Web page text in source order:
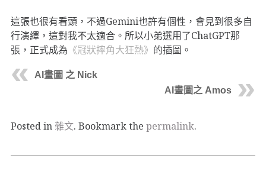
這張也很有看頭，不過Gemini也許有個性，會見到很多自
行演繹，這對我不太適合。所以小弟選用了ChatGPT那
張，正式成為 《冠狀摔角大狂熱》 的插圖。
AI畫圖 之 Nick
AI畫圖之 Amos
Posted in雜文. Bookmark the permalink.